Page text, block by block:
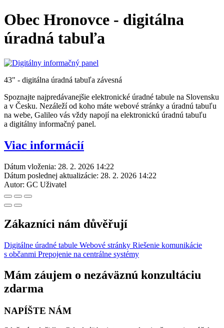
Obec Hronovce - digitálna
úradná tabuľa
43" - digitálna úradná tabuľa závesná
Spoznajte najpredávanejšie elektronické úradné tabule na Slovensku
a v Česku. Nezáleží od koho máte webové stránky a úradnú tabuľu
na webe, Galileo vás vždy napojí na elektronickú úradnú tabuľu
a digitálny informačný panel.
Viac informácií
Dátum vloženia: 28. 2. 2026 14:22
Dátum poslednej aktualizácie: 28. 2. 2026 14:22
Autor: GC Uživatel
Zákazníci nám důvěřují
Digitálne úradné tabule Webové stránky Riešenie komunikácie
s občanmi Prepojenie na centrálne systémy
Mám záujem o nezáväznú konzultáciu
zdarma
NAPÍŠTE NÁM